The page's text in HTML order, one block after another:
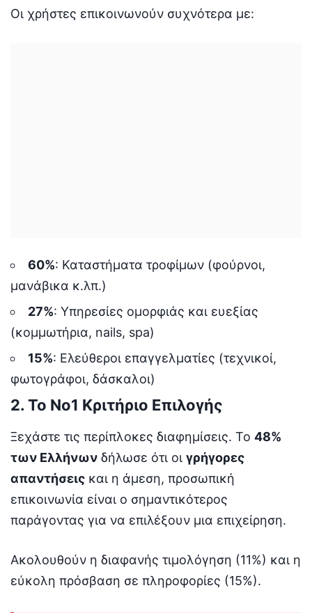
Οι χρήστες επικοινωνούν συχνότερα με:
60%: Καταστήματα τροφίμων (φούρνοι,
μανάβικα κ.λπ.)
27%: Υπηρεσίες ομορφιάς και ευεξίας
(κομμωτήρια, nails, spa)
15%: Ελεύθεροι επαγγελματίες (τεχνικοί,
φωτογράφοι, δάσκαλοι)
2. Το Νο1 Κριτήριο Επιλογής
Ξεχάστε τις περίπλοκες διαφημίσεις. Το 48%
των Ελλήνων δήλωσε ότι οι γρήγορες
απαντήσεις και η άμεση, προσωπική
επικοινωνία είναι ο σημαντικότερος
παράγοντας για να επιλέξουν μια επιχείρηση.
Ακολουθούν η διαφανής τιμολόγηση (11%) και η
εύκολη πρόσβαση σε πληροφορίες (15%).